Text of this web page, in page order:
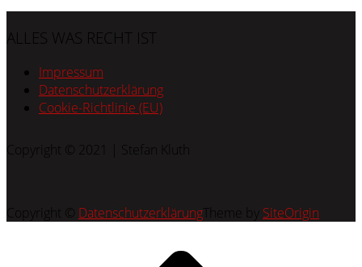
ALLES WAS RECHT IST
Impressum
Datenschutzerklärung
Cookie-Richtlinie (EU)
Copyright © 2021 | Stefan Kluth
Copyright © DatenschutzerklärungTheme by SiteOrigin